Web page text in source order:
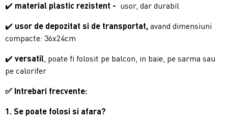
✔️ material plastic rezistent - usor, dar durabil
✔️ usor de depozitat si de transportat,avand dimensiuni
compacte: 36x24cm
✔️versatil, poate fi folosit pe balcon, in baie, pe sarma sau
pe calorifer
✅ Intrebari frecvente:
1. Se poate folosi si afara?